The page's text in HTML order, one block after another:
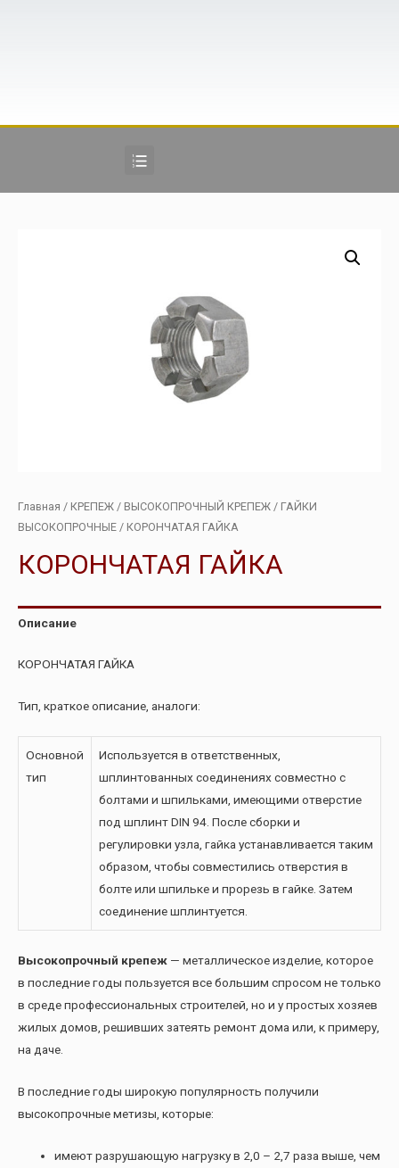
Главная / КРЕПЕЖ / ВЫСОКОПРОЧНЫЙ КРЕПЕЖ / ГАЙКИ
ВЫСОКОПРОЧНЫЕ / КОРОНЧАТАЯ ГАЙКА
КОРОНЧАТАЯ ГАЙКА
Описание
КОРОНЧАТАЯ ГАЙКА
Тип, краткое описание, аналоги:
Основной
тип
Используется в ответственных,
шплинтованных соединениях совместно с
болтами и шпильками, имеющими отверстие
под шплинт DIN 94. После сборки и
регулировки узла, гайка устанавливается таким
образом, чтобы совместились отверстия в
болте или шпильке и прорезь в гайке. Затем
соединение шплинтуется.
Высокопрочный крепеж — металлическое изделие, которое
в последние годы пользуется все большим спросом не только
в среде профессиональных строителей, но и у простых хозяев
жилых домов, решивших затеять ремонт дома или, к примеру,
на даче.
В последние годы широкую популярность получили
высокопрочные метизы, которые:
имеют разрушающую нагрузку в 2,0 – 2,7 раза выше, чем